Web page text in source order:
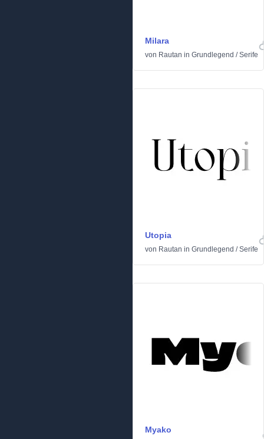
Milara
von Rautan in Grundlegend /Serife
Utopia
von Rautan in Grundlegend /Serife
Myako